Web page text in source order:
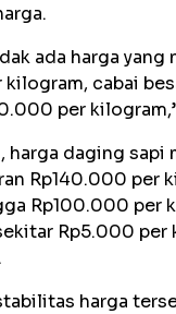
ada harga
cabai
per
harga daging
Rp140.000 per
Rp100.000 per
Rp5.000
harga